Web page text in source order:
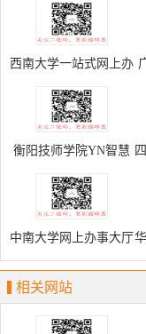
西南大学一站式网上办
事大厅
衡阳技师学院YN智慧
校园登录
中南大学网上办事大厅
相关网站